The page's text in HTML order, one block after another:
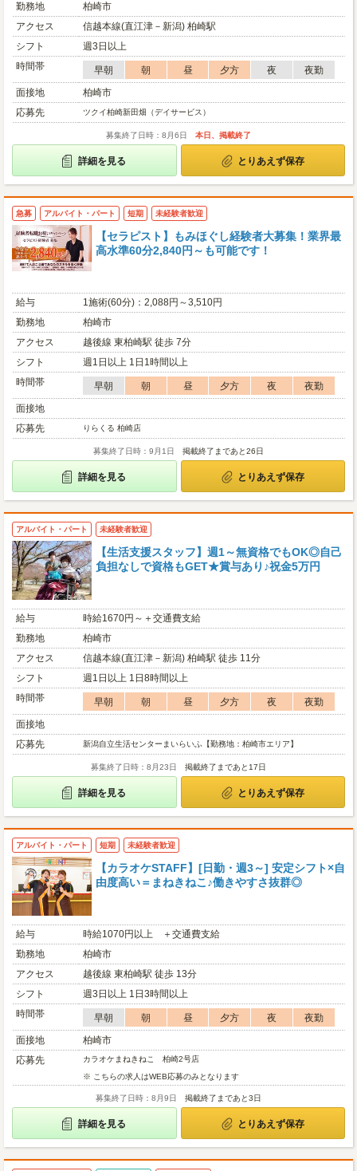
勤務地
柏崎市
アクセス
信越本線(直江津－新潟) 柏崎駅
シフト
週3日以上
時間帯
早朝 朝 昼 夕方 夜
夜勤
面接地
柏崎市
応募先
ツクイ柏崎新田畑（デイサービス）
募集終了日時：8月6日 本日、掲載終了
詳細を見る とりあえず保存
急募 アルバイト・パート 短期 未経験者歓迎
【セラピスト】もみほぐし経験者大募集！業界最
高水準60分2,840円～も可能です！
給与
1施術(60分)：2,088円～3,510円
勤務地
柏崎市
アクセス
越後線 東柏崎駅 徒歩 7分
シフト
週1日以上 1日1時間以上
時間帯
早朝 朝 昼 夕方 夜
夜勤
面接地
応募先
りらくる 柏崎店
募集終了日時：9月1日 掲載終了まであと26日
詳細を見る とりあえず保存
アルバイト・パート 未経験者歓迎
【生活支援スタッフ】週1～無資格でもOK◎自己
負担なしで資格もGET★賞与あり♪祝金5万円
給与
時給1670円～＋交通費支給
勤務地
柏崎市
アクセス
信越本線(直江津－新潟) 柏崎駅 徒歩 11分
シフト
週1日以上 1日8時間以上
時間帯
早朝 朝 昼 夕方 夜
夜勤
面接地
応募先
新潟自立生活センターまいらいふ【勤務地：柏崎市エリア】
募集終了日時：8月23日 掲載終了まであと17日
詳細を見る とりあえず保存
アルバイト・パート 短期 未経験者歓迎
【カラオケSTAFF】[日勤・週3～] 安定シフト×自
由度高い＝まねきねこ♪働きやすさ抜群◎
給与
時給1070円以上 ＋交通費支給
勤務地
柏崎市
アクセス
越後線 東柏崎駅 徒歩 13分
シフト
週3日以上 1日3時間以上
時間帯
早朝 朝 昼 夕方 夜
夜勤
面接地
柏崎市
応募先
カラオケまねきねこ 柏崎2号店
※ こちらの求人はWEB応募のみとなります
募集終了日時：8月9日 掲載終了まであと3日
詳細を見る とりあえず保存